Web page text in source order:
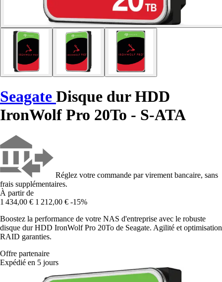
Seagate Disque dur HDD
IronWolf Pro 20To - S-ATA
Réglez votre commande par virement bancaire, sans
frais supplémentaires.
À partir de
1 434,00 € 1 212,00 € -15%
Boostez la performance de votre NAS d'entreprise avec le robuste
disque dur HDD IronWolf Pro 20To de Seagate. Agilité et optimisation
RAID garanties.
Offre partenaire
Expédié en 5 jours